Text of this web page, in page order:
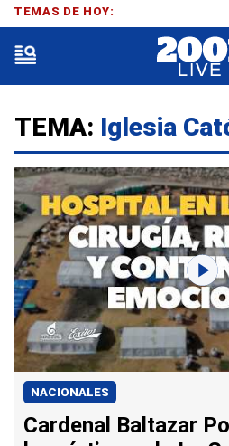
TEMA: Iglesia
NACIONALES
Cardenal Baltazar
TEMAS DE HOY: